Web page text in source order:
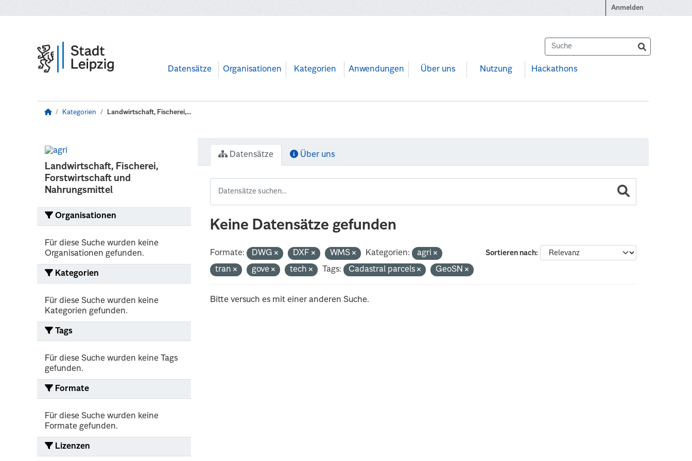
Anmelden
Datensätze Organisationen Kategorien Anwendungen Über uns Nutzung Hackathons
Kategorien Landwirtschaft, Fischerei,...
Landwirtschaft, Fischerei,
Forstwirtschaft und
Nahrungsmittel
Organisationen
Für diese Suche wurden keine
Organisationen gefunden.
Kategorien
Für diese Suche wurden keine
Kategorien gefunden.
Tags
Für diese Suche wurden keine Tags
gefunden.
Formate
Für diese Suche wurden keine
Formate gefunden.
Lizenzen
Datensätze Über uns
Keine Datensätze gefunden
Sortieren nach
Formate: DWG DXF WMS Kategorien:
agri
tran
gove tech Tags: Cadastral parcels GeoSN
Bitte versuch es mit einer anderen Suche.